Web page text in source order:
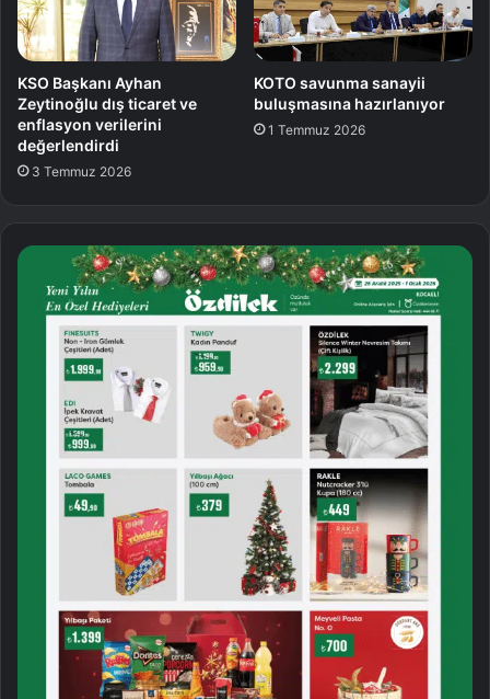
KSO Başkanı Ayhan
Zeytinoğlu dış ticaret ve
enflasyon verilerini
değerlendirdi
3 Temmuz 2026
KOTO savunma sanayii
buluşmasına hazırlanıyor
1 Temmuz 2026